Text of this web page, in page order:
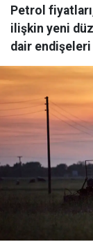
Petrol
ilişkin yeni
dair endişeleri